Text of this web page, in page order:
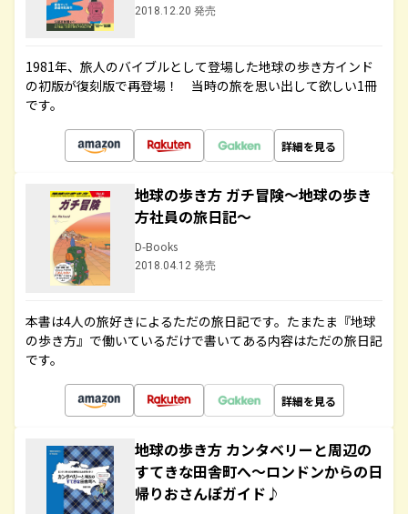
2018.12.20 発売
1981年、旅人のバイブルとして登場した地球の歩き方インド
の初版が復刻版で再登場！ 当時の旅を思い出して欲しい1冊
です。
詳細を見る
地球の歩き方 ガチ冒険～地球の歩き
方社員の旅日記～
D-Books
2018.04.12 発売
本書は4人の旅好きによるただの旅日記です。たまたま『地球
の歩き方』で働いているだけで書いてある内容はただの旅日記
です。
詳細を見る
地球の歩き方 カンタベリーと周辺の
すてきな田舎町へ～ロンドンからの日
帰りおさんぽガイド♪